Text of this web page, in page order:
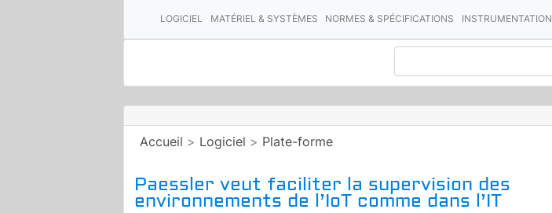
LOGICIEL MATÉRIEL & SYSTÈMES NORMES & SPÉCIFICATIONS INSTRUMENTATION
Accueil > Logiciel > Plate-forme
Paessler veut faciliter la supervision des
environnements de l’IoT comme dans l’IT